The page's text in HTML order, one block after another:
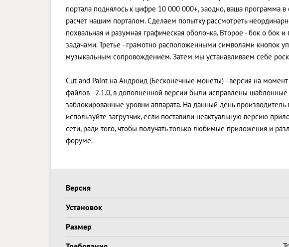
портала поднялось к цифре 10 000 000+, заодно, ваша программа в
расчет нашим порталом. Сделаем попытку рассмотреть
похвальная и разумная графическая оболочка. Второе - бок о
задачами. Третье - грамотно расположенными символами кнопок
музыкальным сопровождением. Затем мы устанавливаем себе
Cut and Paint на Андроид (Бесконечные монеты) - версия на
файлов - 2.1.0, в дополненной версии были исправлены
заблокированные уровни аппарата. На данный день производитель
используйте загрузчик, если поставили неактуальную версию
сети, ради того, чтобы получать только любимые приложения и
форуме.
Версия
Установок
Размер